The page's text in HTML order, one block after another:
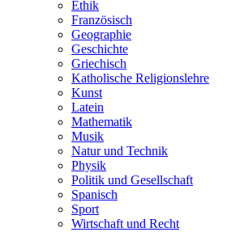
Ethik
Französisch
Geographie
Geschichte
Griechisch
Katholische Religionslehre
Kunst
Latein
Mathematik
Musik
Natur und Technik
Physik
Politik und Gesellschaft
Spanisch
Sport
Wirtschaft und Recht